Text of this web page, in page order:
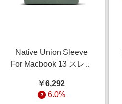
Native Union Sleeve
For Macbook 13 スレー
STORE//リサイクルナ
イロン
￥6,292
6.0%